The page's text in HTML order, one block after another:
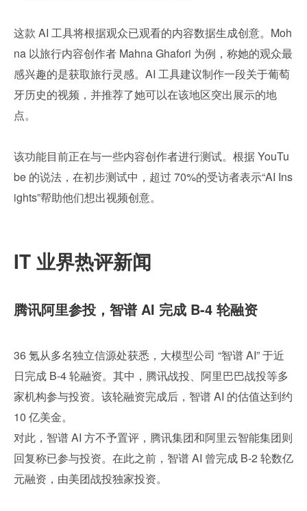
这款 AI 工具将根据观众已观看的内容数据生成创意。Moh
na 以旅行内容创作者 Mahna Ghafori 为例，称她的观众最
感兴趣的是获取旅行灵感。AI 工具建议制作一段关于葡萄
牙历史的视频，并推荐了她可以在该地区突出展示的地
点。
该功能目前正在与一些内容创作者进行测试。根据 YouTu
be 的说法，在初步测试中，超过 70%的受访者表示“AI Ins
ights”帮助他们想出视频创意。
IT 业界热评新闻
腾讯阿里参投，智谱 AI 完成 B-4 轮融资
36 氪从多名独立信源处获悉，大模型公司 “智谱 AI” 于近
日完成 B-4 轮融资。其中，腾讯战投、阿里巴巴战投等多
家机构参与投资。该轮融资完成后，智谱 AI 的估值达到约
10 亿美金。
对此，智谱 AI 方不予置评，腾讯集团和阿里云智能集团则
回复称已参与投资。在此之前，智谱 AI 曾完成 B-2 轮数亿
元融资，由美团战投独家投资。